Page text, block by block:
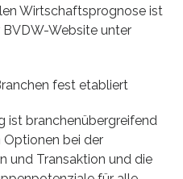
Wirtschaftsprognose ist
Website unter
fest etabliert
ist branchenübergreifend
bei der
und Transaktion und die